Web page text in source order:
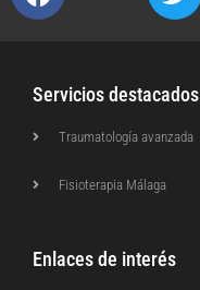
Servicios destacados
Traumatología avanzada
Fisioterapia Málaga
Enlaces de interés